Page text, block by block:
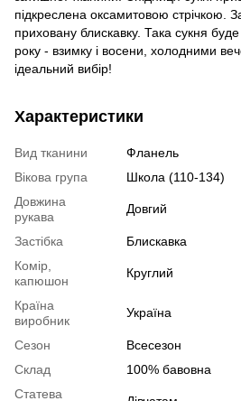
підкреслена оксамитовою стрічкою.
приховану блискавку. Така сукня
року - взимку і восени, холодними
ідеальний вибір!
Характеристики
Вид тканини
Фланель
Вікова група
Школа (110-134)
Довжина
рукава
Довгий
Застібка
Блискавка
Комір,
капюшон
Круглий
Країна
виробник
Україна
Сезон
Всесезон
Склад
100% бавовна
Статева